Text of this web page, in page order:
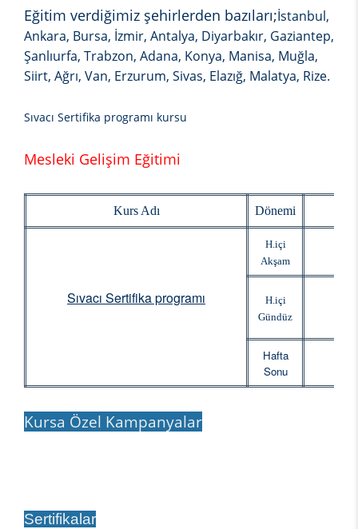
Eğitim verdiğimiz şehirlerden bazıları;İstanbul,
Ankara, Bursa, İzmir, Antalya, Diyarbakır, Gaziantep,
Şanlıurfa, Trabzon, Adana, Konya, Manisa, Muğla,
Siirt, Ağrı, Van, Erzurum, Sivas, Elazığ, Malatya, Rize.
Sıvacı Sertifika programı kursu
Mesleki Gelişim Eğitimi
Kurs Adı Dönemi
Sıvacı Sertifika programı
H.içi
Akşam
H.içi
Gündüz
Hafta
Sonu
Kursa Özel Kampanyalar
Sertifikalar